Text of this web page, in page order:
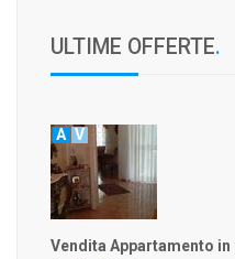
ULTIME OFFERTE.
A V
Vendita Appartamento in